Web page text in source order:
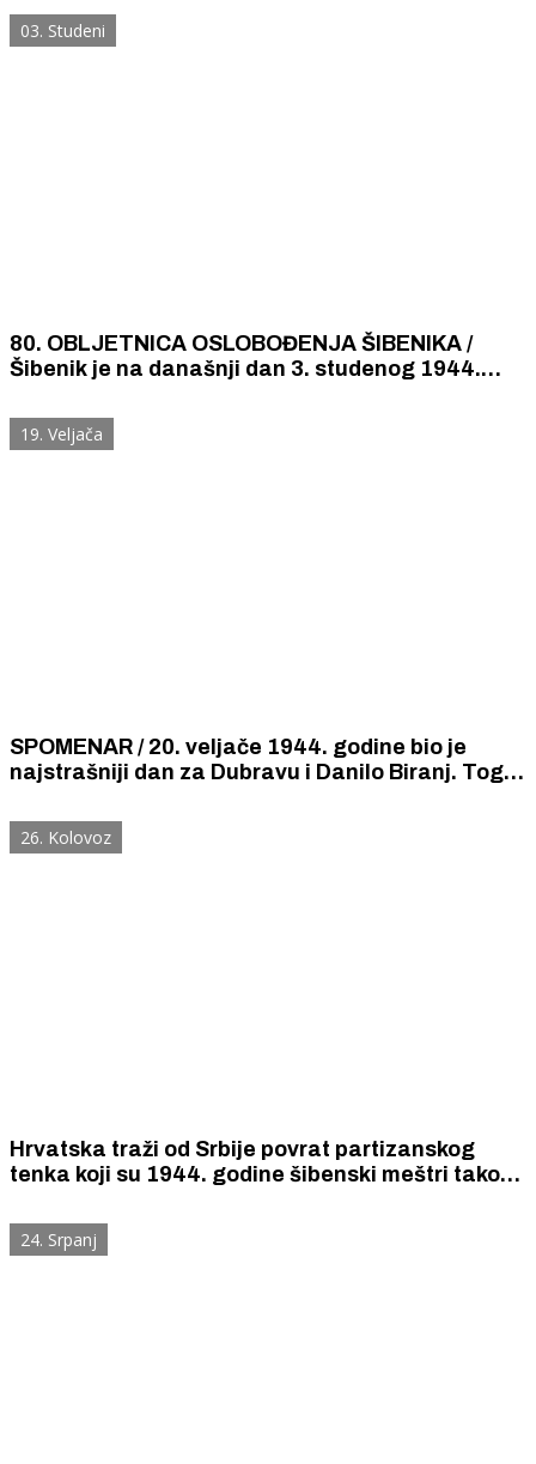
najavljenog povjesničara Klasnića
03. Studeni
80. OBLJETNICA OSLOBOĐENJA ŠIBENIKA /
Šibenik je na današnji dan 3. studenog 1944.
19. Veljača
SPOMENAR / 20. veljače 1944. godine bio je
najstrašniji dan za Dubravu i Danilo Biranj. Tog
18, a u Birnju šestoro mještana.
26. Kolovoz
Hrvatska traži od Srbije povrat partizanskog
tenka koji su 1944. godine šibenski meštri tako
i bojnom stanju.
24. Srpanj